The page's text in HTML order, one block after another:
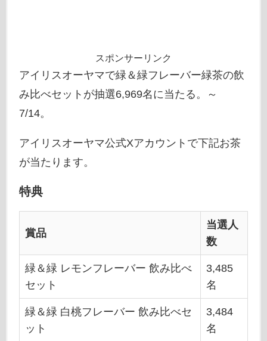
スポンサーリンク
アイリスオーヤマで緑＆緑フレーバー緑茶の飲
み比べセットが抽選6,969名に当たる。～
7/14。
アイリスオーヤマ公式Xアカウントで下記お茶
が当たります。
特典
賞品
当選人
数
緑＆緑 レモンフレーバー 飲み比べ
セット
3,485
名
緑＆緑 白桃フレーバー 飲み比べセ
ット
3,484
名